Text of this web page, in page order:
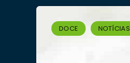
DOCE NOTÍCIAS